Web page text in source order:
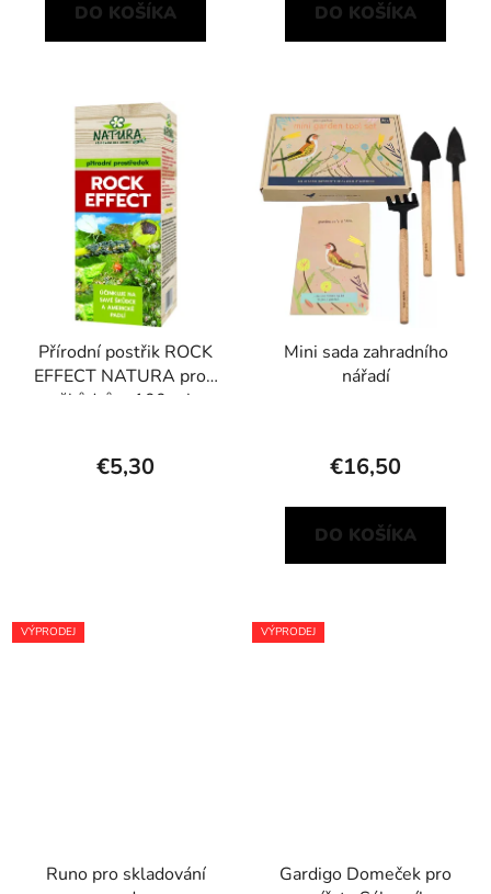
DO KOŠÍKA DO KOŠÍKA
Přírodní postřik ROCK
EFFECT NATURA proti
škůdcům 100 ml
€5,30
Mini sada zahradního
nářadí
€16,50
DO KOŠÍKA
VÝPRODEJ
Runo pro skladování
VÝPRODEJ
Gardigo Domeček pro